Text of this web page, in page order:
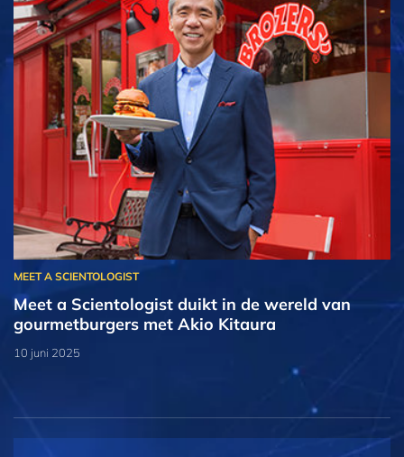
Meet a Scientologist duikt in de wereld van
gourmetburgers met Akio Kitaura
10 juni 2025